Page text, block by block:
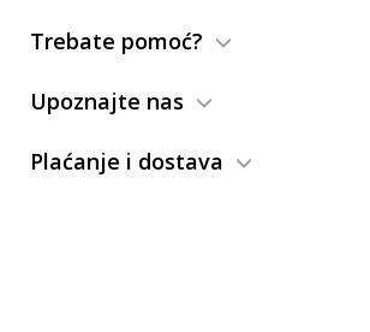
Trebate pomoć?
Upoznajte nas
Plaćanje i dostava